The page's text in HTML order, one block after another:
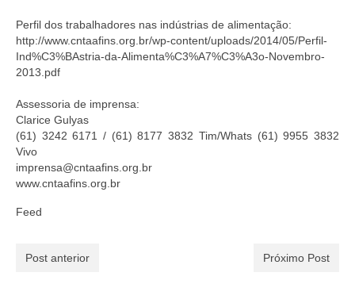
Perfil dos trabalhadores nas indústrias de alimentação:
http://www.cntaafins.org.br/wp-content/uploads/2014/05/Perfil-
Ind%C3%BAstria-da-Alimenta%C3%A7%C3%A3o-Novembro-
2013.pdf
Assessoria de imprensa:
Clarice Gulyas
(61) 3242 6171 / (61) 8177 3832 Tim/Whats (61) 9955 3832
Vivo
imprensa@cntaafins.org.br
www.cntaafins.org.br
Feed
Post anterior Próximo Post